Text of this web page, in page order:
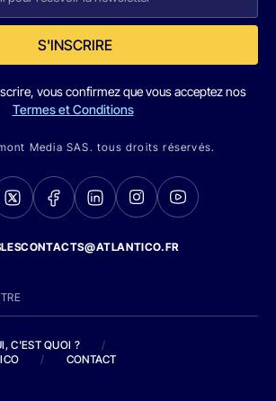
S'INSCRIRE
vous confirmez que vous acceptez nos
Termes et Conditions
Media SAS. tous droits réservés.
C'EST QUOI ?
/
/ CONTACT